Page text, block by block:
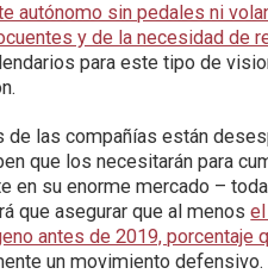
autónomo sin pedales ni
y de la necesidad de
para este tipo de
de las compañías están
que los necesitarán para
en su enorme mercado –
que asegurar que al menos
antes de 2019, porcentaje
un movimiento